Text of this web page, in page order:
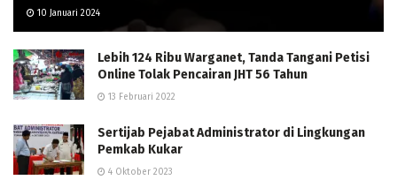
10 Januari 2024
Lebih 124 Ribu Warganet, Tanda Tangani Petisi
Online Tolak Pencairan JHT 56 Tahun
13 Februari 2022
Sertijab Pejabat Administrator di Lingkungan
Pemkab Kukar
4 Oktober 2023